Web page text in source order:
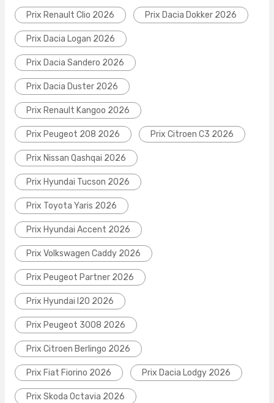
Prix Renault Clio 2026 Prix Dacia Dokker 2026
Prix Dacia Logan 2026
Prix Dacia Sandero 2026
Prix Dacia Duster 2026
Prix Renault Kangoo 2026
Prix Peugeot 208 2026 Prix Citroen C3 2026
Prix Nissan Qashqai 2026
Prix Hyundai Tucson 2026
Prix Toyota Yaris 2026
Prix Hyundai Accent 2026
Prix Volkswagen Caddy 2026
Prix Peugeot Partner 2026
Prix Hyundai I20 2026
Prix Peugeot 3008 2026
Prix Citroen Berlingo 2026
Prix Fiat Fiorino 2026 Prix Dacia Lodgy 2026
Prix Skoda Octavia 2026